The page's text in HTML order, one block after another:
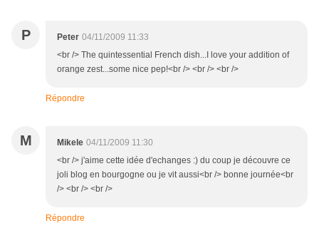
P Peter 04/11/2009 11:33
<br /> The quintessential French dish...I love your addition of
orange zest...some nice pep!<br /> <br /> <br />
Répondre
M Mikele 04/11/2009 11:30
<br /> j'aime cette idée d'echanges :) du coup je découvre ce
joli blog en bourgogne ou je vit aussi<br /> bonne journée<br
/> <br /> <br />
Répondre